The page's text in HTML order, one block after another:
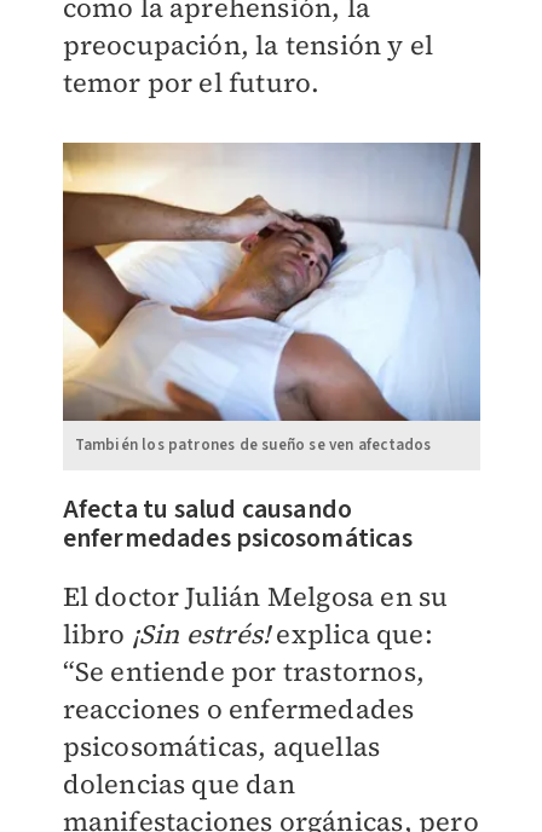
como la aprehensión, la
preocupación, la tensión y el
temor por el futuro.
También los patrones de sueño se ven afectados
Afecta tu salud causando
enfermedades psicosomáticas
El doctor Julián Melgosa en su
libro ¡Sin estrés!explica que:
“Se entiende por trastornos,
reacciones o enfermedades
psicosomáticas, aquellas
dolencias que dan
manifestaciones orgánicas, pero